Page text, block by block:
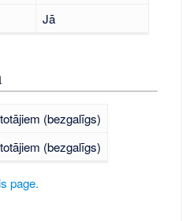
Jā
(bezgalīgs)
(bezgalīgs)
page.